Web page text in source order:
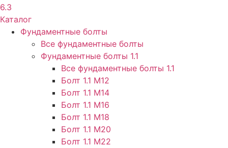
6.3
Каталог
Фундаментные болты
Все фундаментные болты
Фундаментные болты 1.1
Все фундаментные болты 1.1
Болт 1.1 М12
Болт 1.1 М14
Болт 1.1 М16
Болт 1.1 М18
Болт 1.1 М20
Болт 1.1 М22